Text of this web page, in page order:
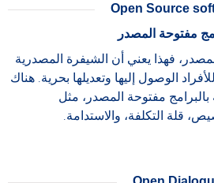
Open Source
مفتوحة المصدر
فهذا يعني أن الشيفرة المصدرية
الوصول إليها وتعديلها بحرية. هناك
بالبرامج مفتوحة المصدر، مثل
قلة التكلفة، والاستدامة.